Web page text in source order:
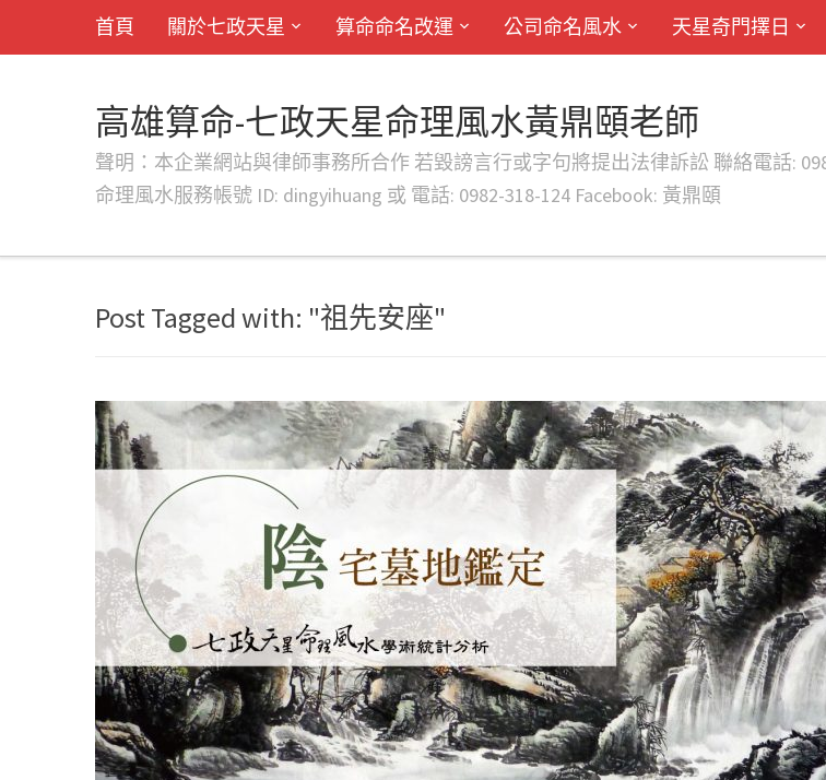
首頁 關於七政天星 算命命名改運 公司命名風水 天星奇門擇日
高雄算命-七政天星命理風水黃鼎頤老師
聲明：本企業網站與律師事務所合作 若毀謗言行或字句將提出法律訴訟 聯絡電話:
命理風水服務帳號 ID: dingyihuang 或 電話: 0982-318-124 Facebook: 黃鼎頤
Post Tagged with: "祖先安座"